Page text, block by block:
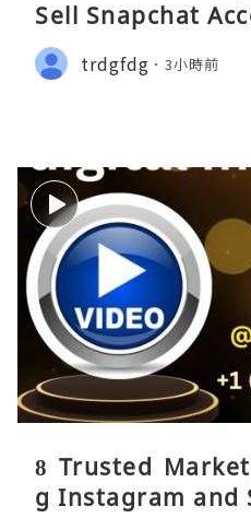
Sell Snapchat
trdgfdg 3小時前
8 Trusted
g Instagram and